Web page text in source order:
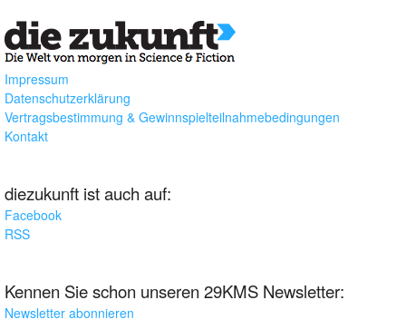
Impressum
Datenschutzerklärung
Vertragsbestimmung & Gewinnspielteilnahmebedingungen
Kontakt
diezukunft ist auch auf:
Facebook
RSS
Kennen Sie schon unseren 29KMS Newsletter:
Newsletter abonnieren